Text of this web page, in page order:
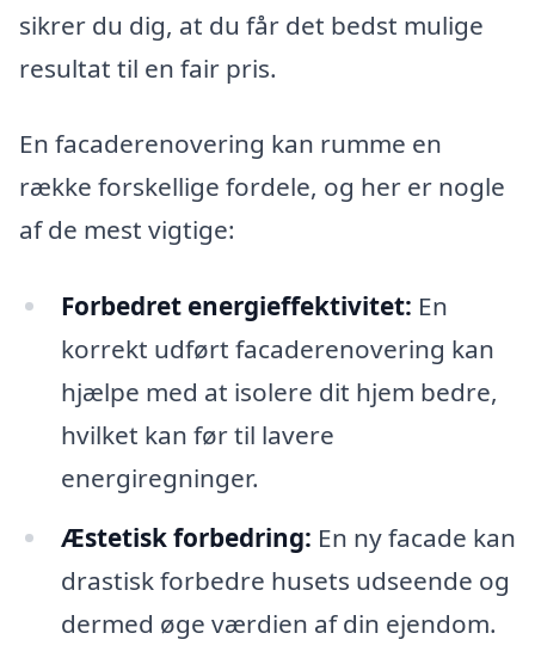
sikrer du dig, at du får det bedst mulige
resultat til en fair pris.
En facaderenovering kan rumme en
række forskellige fordele, og her er nogle
af de mest vigtige:
Forbedret energieffektivitet: En
korrekt udført facaderenovering kan
hjælpe med at isolere dit hjem bedre,
hvilket kan før til lavere
energiregninger.
Æstetisk forbedring: En ny facade kan
drastisk forbedre husets udseende og
dermed øge værdien af din ejendom.